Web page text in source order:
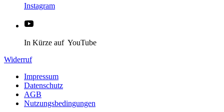
Instagram
In Kürze auf YouTube
Widerruf
Impressum
Datenschutz
AGB
Nutzungsbedingungen